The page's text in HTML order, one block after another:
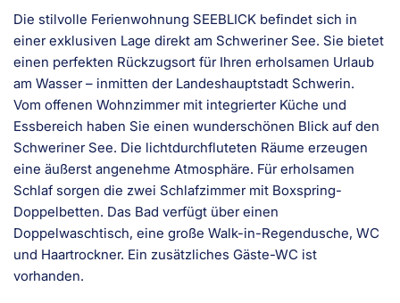
Die stilvolle Ferienwohnung SEEBLICK befindet sich in
einer exklusiven Lage direkt am Schweriner See. Sie bietet
einen perfekten Rückzugsort für Ihren erholsamen Urlaub
am Wasser – inmitten der Landeshauptstadt Schwerin.
Vom offenen Wohnzimmer mit integrierter Küche und
Essbereich haben Sie einen wunderschönen Blick auf den
Schweriner See. Die lichtdurchfluteten Räume erzeugen
eine äußerst angenehme Atmosphäre. Für erholsamen
Schlaf sorgen die zwei Schlafzimmer mit Boxspring-
Doppelbetten. Das Bad verfügt über einen
Doppelwaschtisch, eine große Walk-in-Regendusche, WC
und Haartrockner. Ein zusätzliches Gäste-WC ist
vorhanden.